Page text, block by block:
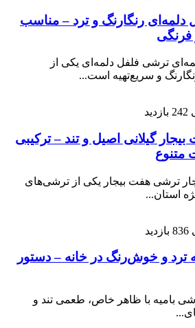
دلمه‌ای رنگارنگ و ترد – مناسب
فرنگی
ترشی فلفل دلمه‌ای یکی از
و سریع‌تهیه است...
242 بازدید
گیلانی اصیل و تند – ترکیبی
متنوع
ترشی هفت بیجار یکی از ترشی‌های
استان...
836 بازدید
ترد و خوش‌رنگ در خانه – دستور
بامیه با ظاهر خاص، طعمی تند و